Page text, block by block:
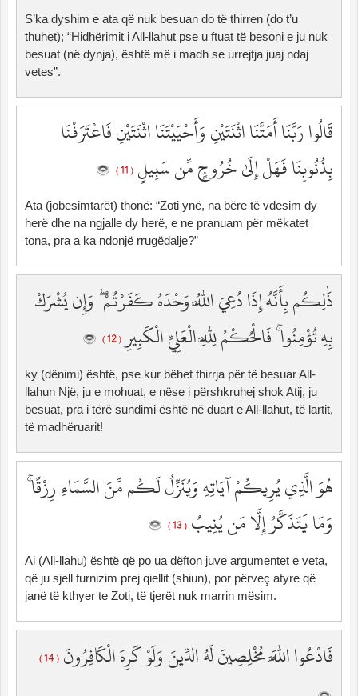
S’ka dyshim e ata që nuk besuan do të thirren (do t’u
thuhet); “Hidhërimit i All-llahut pse u ftuat të besoni e ju nuk
besuat (në dynja), është më i madh se urrejtja juaj ndaj
vetes”.
قَالُوا رَبَّنَا أَمَتَّنَا اثْنَتَيْنِ وَأَحْيَيْتَنَا اثْنَتَيْنِ فَاعْتَرَفْنَا
بِذُنُوبِنَا فَهَلْ إِلَىٰ خُرُوجٍ مِّن سَبِيلٍ ( 11 )
Ata (jobesimtarët) thonë: “Zoti ynë, na bëre të vdesim dy
herë dhe na ngjalle dy herë, e ne pranuam për mëkatet
tona, pra a ka ndonjë rrugëdalje?”
ذَٰلِكُم بِأَنَّهُ إِذَا دُعِيَ اللَّهُ وَحْدَهُ كَفَرْتُمْ ۖ وَإِن يُشْرَكْ
بِهِ تُؤْمِنُوا ۚ فَالْحُكْمُ لِلَّهِ الْعَلِيِّ الْكَبِيرِ( 12 )
ky (dënimi) është, pse kur bëhet thirrja për të besuar All-
llahun Një, ju e mohuat, e nëse i përshkruhej shok Atij, ju
besuat, pra i tërë sundimi është në duart e All-llahut, të lartit,
të madhëruarit!
هُوَ الَّذِي يُرِيكُمْ آيَاتِهِ وَيُنَزِّلُ لَكُم مِّنَ السَّمَاءِ رِزْقًا ۚ
وَمَا يَتَذَكَّرُ إِلَّا مَن يُنِيبُ ( 13 )
Ai (All-llahu) është që po ua dëfton juve argumentet e veta,
që ju sjell furnizim prej qiellit (shiun), por përveç atyre që
janë të kthyer te Zoti, të tjerët nuk marrin mësim.
فَادْعُوا اللَّهَ مُخْلِصِينَ لَهُ الدِّينَ وَلَوْ كَرِهَ الْكَافِرُونَ ( 14 )